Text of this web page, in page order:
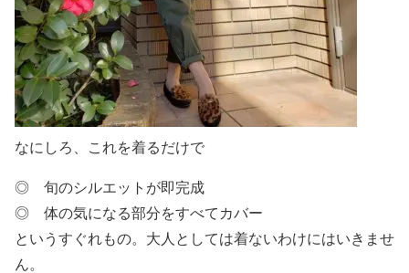
なにしろ、これを着るだけで
◎ 旬のシルエットが即完成
◎ 体の気になる部分をすべてカバー
というすぐれもの。大人としては着ないわけにはいきませ
ん。